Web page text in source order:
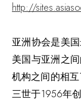
http://
亚洲协会是美
美国与亚洲之
机构之间的相
三世于1956年